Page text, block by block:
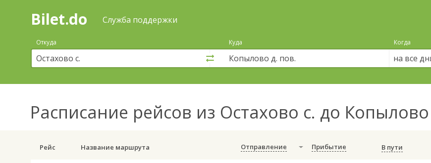
Поиск
покупка
билетов
автобус
онлайн
Bilet.do Служба поддержки
Откуда Куда Когда
на все
Расписание рейсов из Остахово с. до
Рейс Название маршрута Отправление Прибытие В пути